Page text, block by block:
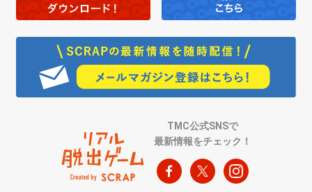
TMC公式SNSで
最新情報をチェック！